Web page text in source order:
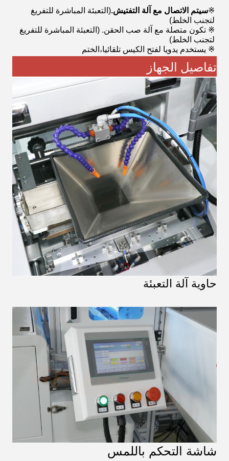
※سيتم الاتصال مع آلة التفتيش.(التعبئة المباشرة للتفريغ
لتجنب الخلط)
※ تكون متصلة مع آلة صب الحقن. (التعبئة المباشرة للتفريغ
لتجنب الخلط)
※ يستخدم يدويا لفتح الكيس تلقائيا،الختم
تفاصيل الجهاز
حاوية آلة التعبئة
شاشة التحكم باللمس